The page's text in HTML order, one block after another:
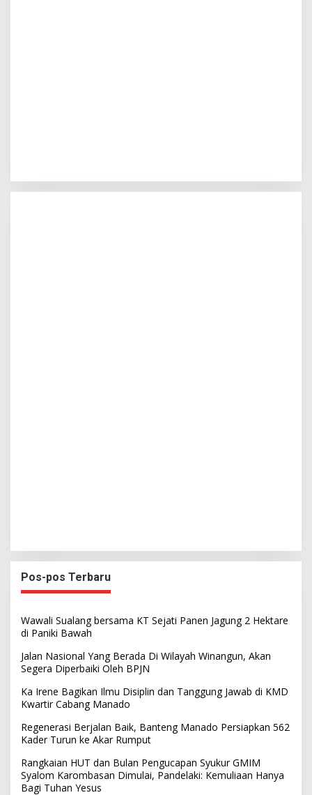
Pos-pos Terbaru
Wawali Sualang bersama KT Sejati Panen Jagung 2 Hektare
di Paniki Bawah
Jalan Nasional Yang Berada Di Wilayah Winangun, Akan
Segera Diperbaiki Oleh BPJN
Ka Irene Bagikan Ilmu Disiplin dan Tanggung Jawab di KMD
Kwartir Cabang Manado
Regenerasi Berjalan Baik, Banteng Manado Persiapkan 562
Kader Turun ke Akar Rumput
Rangkaian HUT dan Bulan Pengucapan Syukur GMIM
Syalom Karombasan Dimulai, Pandelaki: Kemuliaan Hanya
Bagi Tuhan Yesus